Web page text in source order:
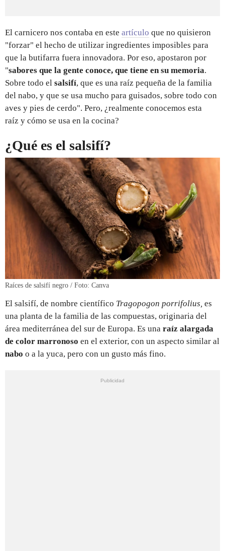
El carnicero nos contaba en este artículo que no quisieron
"forzar" el hecho de utilizar ingredientes imposibles para
que la butifarra fuera innovadora. Por eso, apostaron por
"sabores que la gente conoce, que tiene en su memoria.
Sobre todo el salsifí, que es una raíz pequeña de la familia
del nabo, y que se usa mucho para guisados, sobre todo con
aves y pies de cerdo". Pero, ¿realmente conocemos esta
raíz y cómo se usa en la cocina?
¿Qué es el salsifí?
Raíces de salsifí negro / Foto: Canva
El salsifí, de nombre científico Tragopogon porrifolius, es
una planta de la familia de las compuestas, originaria del
área mediterránea del sur de Europa. Es una raíz alargada
de color marronoso en el exterior, con un aspecto similar al
nabo o a la yuca, pero con un gusto más fino.